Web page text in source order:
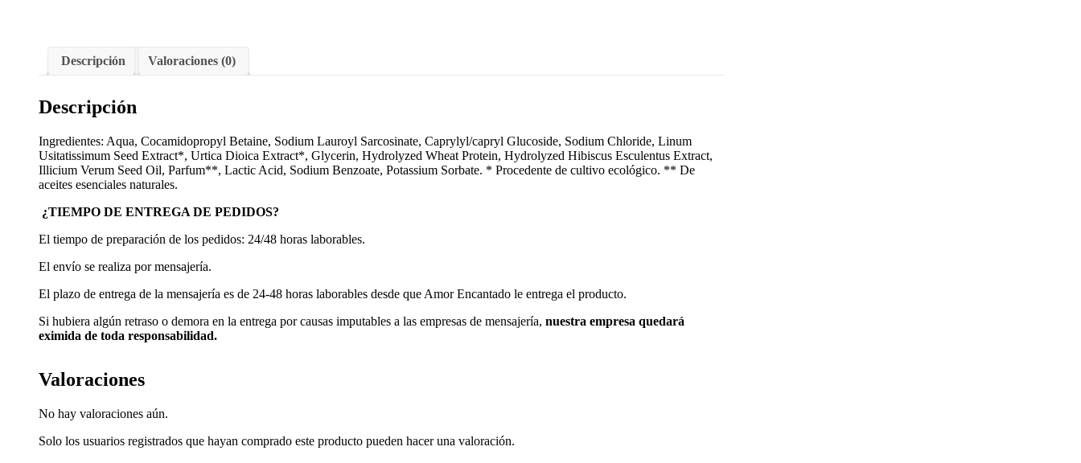
Descripción Valoraciones (0)
Descripción
Ingredientes: Aqua, Cocamidopropyl Betaine, Sodium Lauroyl Sarcosinate, Caprylyl/capryl Glucoside, Sodium Chloride, Linum
Usitatissimum Seed Extract*, Urtica Dioica Extract*, Glycerin, Hydrolyzed Wheat Protein, Hydrolyzed Hibiscus Esculentus Extract,
Illicium Verum Seed Oil, Parfum**, Lactic Acid, Sodium Benzoate, Potassium Sorbate. * Procedente de cultivo ecológico. ** De
aceites esenciales naturales.
¿TIEMPO DE ENTREGA DE PEDIDOS?
El tiempo de preparación de los pedidos: 24/48 horas laborables.
El envío se realiza por mensajería.
El plazo de entrega de la mensajería es de 24-48 horas laborables desde que Amor Encantado le entrega el producto.
Si hubiera algún retraso o demora en la entrega por causas imputables a las empresas de mensajería, nuestra empresa quedará
eximida de toda responsabilidad.
Valoraciones
No hay valoraciones aún.
Solo los usuarios registrados que hayan comprado este producto pueden hacer una valoración.